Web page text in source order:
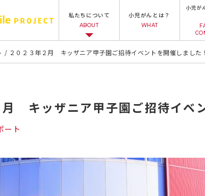
私たちについて
ABOUT
小児がんとは？
WHAT
小児が
２０２３年２月 キッザニア甲子園ご招待イベントを開催しました！
月 キッザニア甲子園ご招待イベ
ート